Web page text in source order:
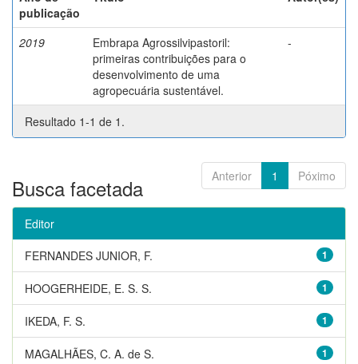
publicação
2019
Embrapa Agrossilvipastoril:
primeiras contribuições para o
desenvolvimento de uma
agropecuária sustentável.
-
Resultado 1-1 de 1.
Anterior 1 Póximo
Busca facetada
Editor
1
FERNANDES JUNIOR, F.
1
HOOGERHEIDE, E. S. S.
1
IKEDA, F. S.
1
MAGALHÃES, C. A. de S.